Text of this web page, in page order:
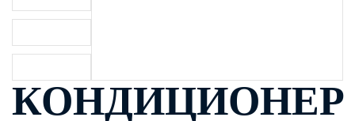
КОНДИЦИОНЕР